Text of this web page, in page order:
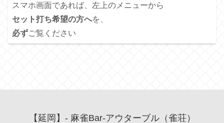
スマホ画面であれば、左上のメニューから
セット打ち希望の方へを、
必ずご覧ください
【延岡】- 麻雀Bar-アウターブル（雀荘）